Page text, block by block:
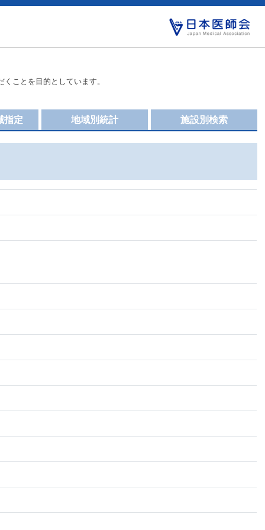
ことを目的としています。
施設別検索
地域別統計
指定